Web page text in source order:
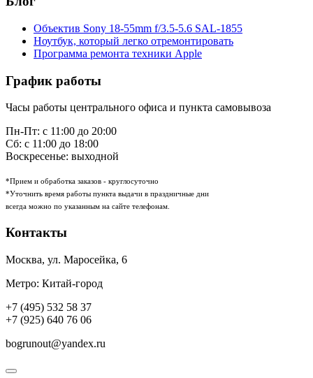
Объектив Sony 18-55mm f/3.5-5.6 SAL-1855
Ноутбук, который легко отремонтировать
Программа ремонта техники Apple
График работы
Часы работы центрального офиса и пункта самовывоза
Пн-Пт: с 11:00 до 20:00
Сб: с 11:00 до 18:00
Воскресенье: выходной
*Прием и обработка заказов - круглосуточно
*Уточнить время работы пункта выдачи в праздничные дни
всегда можно по указанным на сайте телефонам.
Контакты
Москва, ул. Маросейка, 6
Метро: Китай-город
+7 (495) 532 58 37
+7 (925) 640 76 06
bogrunout@yandex.ru